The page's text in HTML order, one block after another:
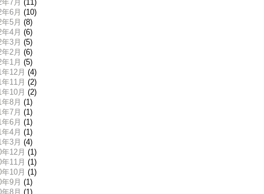
7月 (11)
6月 (10)
5月 (8)
4月 (6)
3月 (5)
2月 (6)
1月 (5)
12月 (4)
11月 (2)
10月 (2)
8月 (1)
7月 (1)
6月 (1)
4月 (1)
3月 (4)
12月 (1)
11月 (1)
10月 (1)
9月 (1)
8月 (1)